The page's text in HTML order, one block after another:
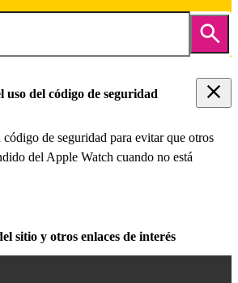
del código de seguridad
de seguridad para evitar que otros
del Apple Watch cuando no está
sitio y otros enlaces de interés